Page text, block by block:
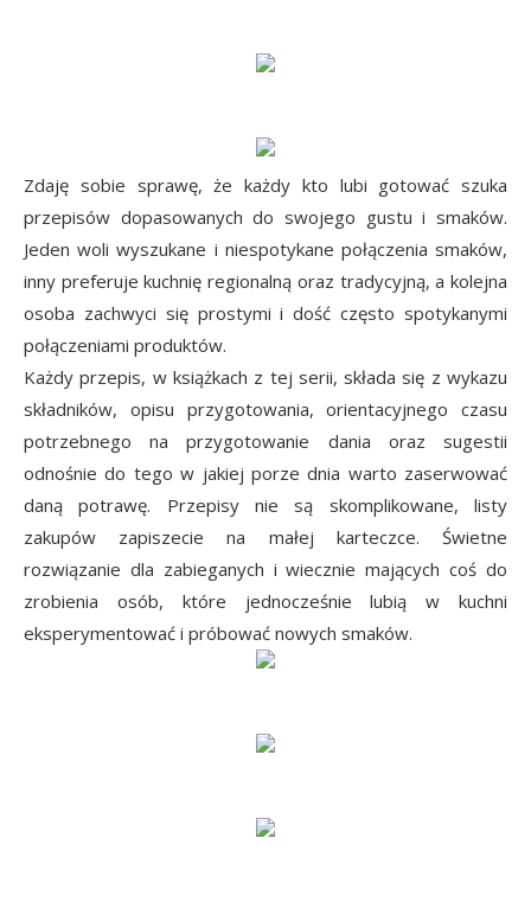
Zdaję sobie sprawę, że każdy kto lubi gotować szuka
przepisów dopasowanych do swojego gustu i smaków.
Jeden woli wyszukane i niespotykane połączenia smaków,
inny preferuje kuchnię regionalną oraz tradycyjną, a kolejna
osoba zachwyci się prostymi i dość często spotykanymi
połączeniami produktów.
Każdy przepis, w książkach z tej serii, składa się z wykazu
składników, opisu przygotowania, orientacyjnego czasu
potrzebnego na przygotowanie dania oraz sugestii
odnośnie do tego w jakiej porze dnia warto zaserwować
daną potrawę. Przepisy nie są skomplikowane, listy
zakupów zapiszecie na małej karteczce. Świetne
rozwiązanie dla zabieganych i wiecznie mających coś do
zrobienia osób, które jednocześnie lubią w kuchni
eksperymentować i próbować nowych smaków.